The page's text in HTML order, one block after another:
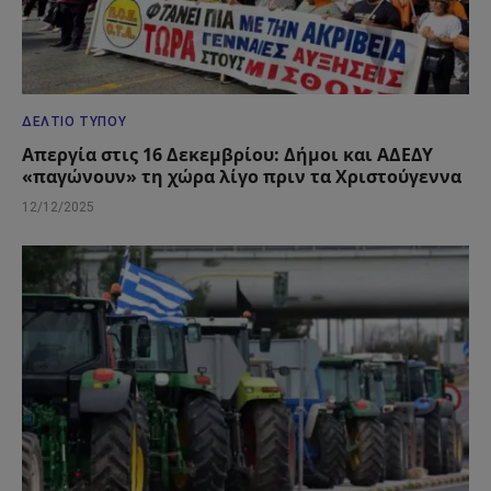
ΔΕΛΤΊΟ ΤΎΠΟΥ
Απεργία στις 16 Δεκεμβρίου: Δήμοι και ΑΔΕΔΥ
«παγώνουν» τη χώρα λίγο πριν τα Χριστούγεννα
12/12/2025